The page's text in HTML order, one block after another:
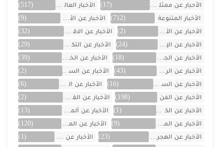
الأحبار عن ممثلين الخليج (17) الأخبار العالمية
(517)
الأخبار المتنوعة
(712) الأخبار عن الأردن
(9)
الأخبار عن الأفلام
(2) الأخبار عن الاقتصاد
(32)
الأخبار عن الإمارات
(24) الأخبار عن التكنولوجيا
(29)
الأخبار عن الجزائر
(18) الأخبار عن الخليج
(39)
الأخبار عن الرياضة
(43) الأخبار عن السعودية
(2)
الأخبار عن السيارات
(16) الأخبار عن العراق
(6)
الأخبار عن الفن
(198) الأخبار عن القصص
(2)
الأخبار عن الكويت
(1) الأخبار عن ألمانيا
(13)
الأخبار عن المسلسلات
(9) الأخبار عن المشاهير
(120)
الأخبار عن الهجرة والسفر
(23) الأخبار عن اليمن
(1)